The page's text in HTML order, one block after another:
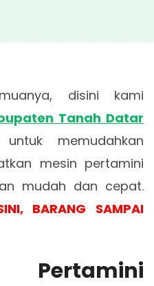
Kabupaten
disini kami
Tanah Datar
memudahkan
mesin pertamini
mudah dan cepat.
BARANG SAMPAI